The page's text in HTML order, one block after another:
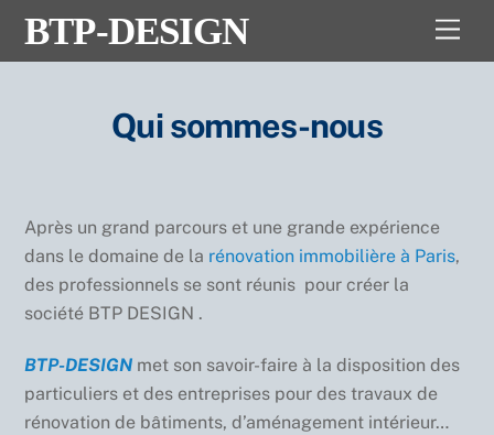
BTP-DESIGN
Qui sommes-nous
Après un grand parcours et une grande expérience
dans le domaine de la rénovation immobilière à Paris,
des professionnels se sont réunis pour créer la
société BTP DESIGN .
BTP-DESIGN met son savoir-faire à la disposition des
particuliers et des entreprises pour des travaux de
rénovation de bâtiments, d’aménagement intérieur…